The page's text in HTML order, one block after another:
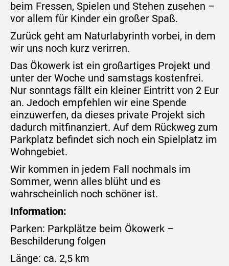
beim Fressen, Spielen und Stehen zusehen –
vor allem für Kinder ein großer Spaß.
Zurück geht am Naturlabyrinth vorbei, in dem
wir uns noch kurz verirren.
Das Ökowerk ist ein großartiges Projekt und
unter der Woche und samstags kostenfrei.
Nur sonntags fällt ein kleiner Eintritt von 2 Eur
an. Jedoch empfehlen wir eine Spende
einzuwerfen, da dieses private Projekt sich
dadurch mitfinanziert. Auf dem Rückweg zum
Parkplatz befindet sich noch ein Spielplatz im
Wohngebiet.
Wir kommen in jedem Fall nochmals im
Sommer, wenn alles blüht und es
wahrscheinlich noch schöner ist.
Information:
Parken: Parkplätze beim Ökowerk –
Beschilderung folgen
Länge: ca. 2,5 km